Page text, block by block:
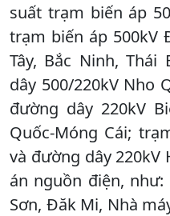
suất trạm biến áp
trạm biến áp 500kV
Tây, Bắc Ninh,
dây 500/220kV Nho
đường dây 220kV
Quốc-Móng Cái;
và đường dây 220kV
án nguồn điện, như:
Sơn, Đăk Mi, Nhà